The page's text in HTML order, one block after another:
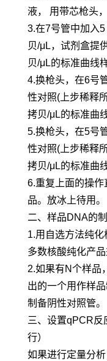
液， 用带芯枪头
3.在7号管中加入
贝/μL，试剂盒提
贝/μL的标准曲线
4.换枪头，在6号
性对照(上步稀释
拷贝/μL的标准曲
5.换枪头，在5号
性对照(上步稀释
拷贝/μL的标准曲
6.重复上面的操
品。放冰上待用。
二、样品DNA的
1.用自选方法纯
多数核酸纯化产品
2.如果有N个样品
出的一个用作样
制备阴性对照管。
三、设置qPCR
行）
如果进行定量分